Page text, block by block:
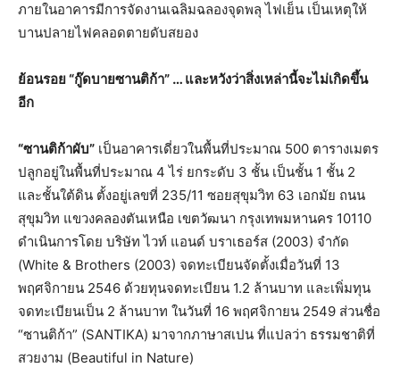
ภายในอาคารมีการจัดงานเฉลิมฉลองจุดพลุ ไฟเย็น เป็นเหตุให้
บานปลายไฟคลอดตายดับสยอง
ย้อนรอย“กู๊ดบายซานติก้า” … และหวังว่าสิ่งเหล่านี้จะไม่เกิดขึ้น
อีก
“ซานติก้าผับ” เป็นอาคารเดี่ยวในพื้นที่ประมาณ 500 ตารางเมตร
ปลูกอยู่ในพื้นที่ประมาณ 4 ไร่ ยกระดับ 3 ชั้น เป็นชั้น 1 ชั้น 2
และชั้นใต้ดิน ตั้งอยู่เลขที่ 235/11 ซอยสุขุมวิท 63 เอกมัย ถนน
สุขุมวิท แขวงคลองตันเหนือ เขตวัฒนา กรุงเทพมหานคร 10110
ดำเนินการโดย บริษัท ไวท์ แอนด์ บราเธอร์ส (2003) จำกัด
(White & Brothers (2003) จดทะเบียนจัดตั้งเมื่อวันที่ 13
พฤศจิกายน 2546 ด้วยทุนจดทะเบียน 1.2 ล้านบาท และเพิ่มทุน
จดทะเบียนเป็น 2 ล้านบาท ในวันที่ 16 พฤศจิกายน 2549 ส่วนชื่อ
“ซานติก้า” (SANTIKA) มาจากภาษาสเปน ที่แปลว่า ธรรมชาติที่
สวยงาม (Beautiful in Nature)